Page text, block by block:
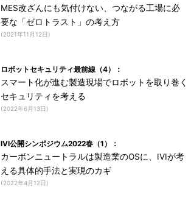
MES改ざんにも気付けない、つながる工場に必
要な「ゼロトラスト」の考え方
(2021年11月12日)
ロボットセキュリティ最前線（4）：
スマート化が進む製造現場でロボットを取り巻く
セキュリティを考える
(2022年6月13日)
IVI公開シンポジウム2022春（1）：
カーボンニュートラルは製造業のOSに、IVIが考
える具体的手法と実現のカギ
(2022年4月12日)